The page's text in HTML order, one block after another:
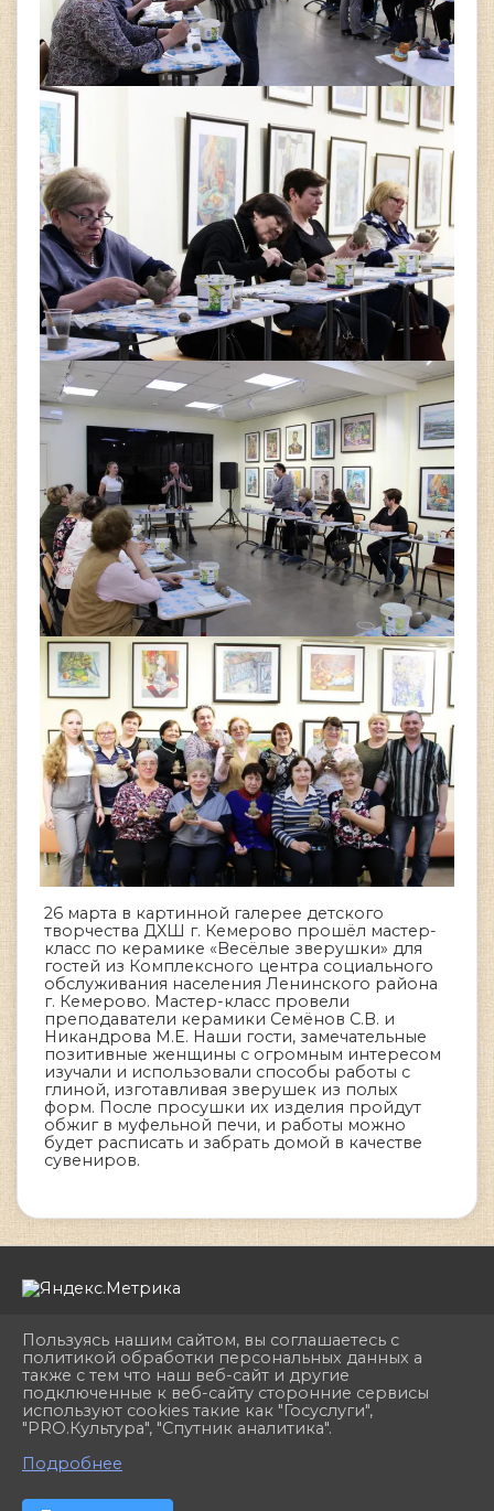
26 марта в картинной галерее детского
творчества ДХШ г. Кемерово прошёл мастер-
класс по керамике «Весёлые зверушки» для
гостей из Комплексного центра социального
обслуживания населения Ленинского района
г. Кемерово. Мастер-класс провели
преподаватели керамики Семёнов С.В. и
Никандрова М.Е. Наши гости, замечательные
позитивные женщины с огромным интересом
изучали и использовали способы работы с
глиной, изготавливая зверушек из полых
форм. После просушки их изделия пройдут
обжиг в муфельной печи, и работы можно
будет расписать и забрать домой в качестве
сувениров.
2026 г. dhshkemerovo.ru
Вход
Карта сайта
Политика обработки персональных данных
Сделано на KubCMS
Пользуясь нашим сайтом, вы соглашаетесь с
политикой обработки персональных данных а
также с тем что наш веб-сайт и другие
подключенные к веб-сайту сторонние сервисы
используют cookies такие как "Госуслуги",
"PRO.Культура", "Спутник аналитика".
Подробнее